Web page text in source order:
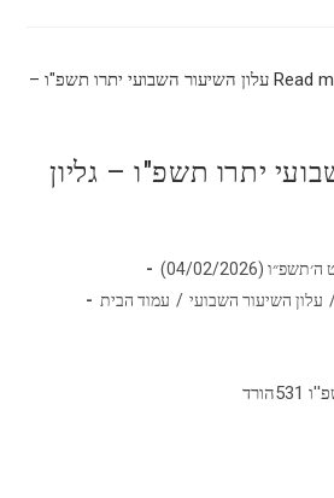
יתרו תשפ"ו – גליון
(04/02/2026)
עלון השיעור השבועי / עמוד הבית